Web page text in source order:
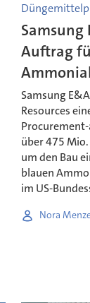
Samsung
Auftrag
Samsung
Resources
über 475
um den Bau
blauen
im US-
Nora